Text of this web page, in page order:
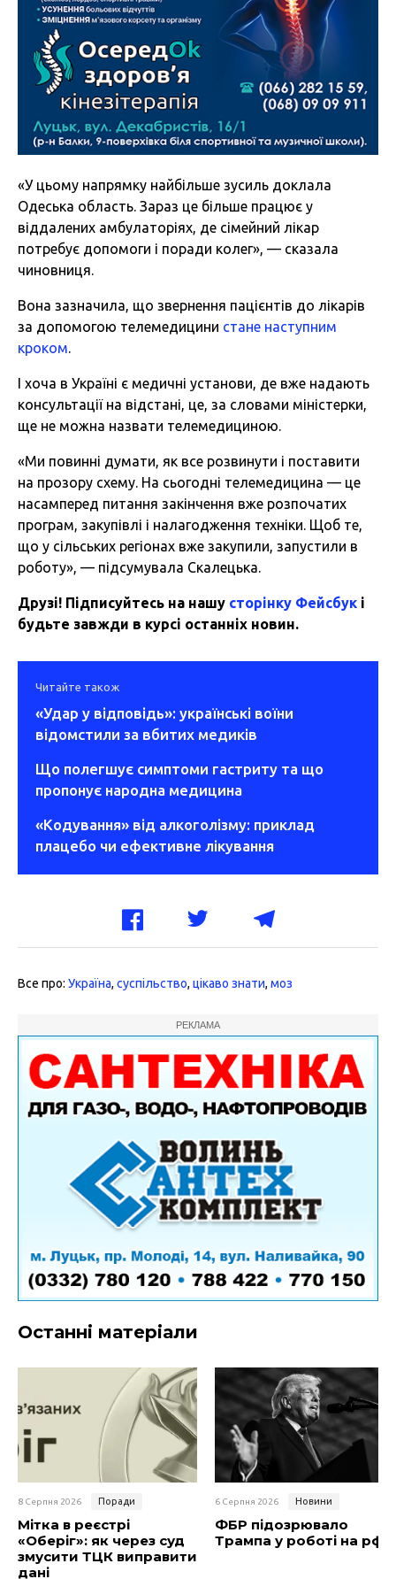
«У цьому напрямку найбільше зусиль доклала
Одеська область. Зараз це більше працює у
віддалених амбулаторіях, де сімейний лікар
потребує допомоги і поради колег», — сказала
чиновниця.
Вона зазначила, що звернення пацієнтів до лікарів
за допомогою телемедицини стане наступним
кроком.
І хоча в Україні є медичні установи, де вже надають
консультації на відстані, це, за словами міністерки,
ще не можна назвати телемедициною.
«Ми повинні думати, як все розвинути і поставити
на прозору схему. На сьогодні телемедицина — це
насамперед питання закінчення вже розпочатих
програм, закупівлі і налагодження техніки. Щоб те,
що у сільських регіонах вже закупили, запустили в
роботу», — підсумувала Скалецька.
Друзі! Підписуйтесь на нашу сторінку Фейсбук і
будьте завжди в курсі останніх новин.
Читайте також
«Удар у відповідь»: українські воїни
відомстили за вбитих медиків
Що полегшує симптоми гастриту та що
пропонує народна медицина
«Кодування» від алкоголізму: приклад
плацебо чи ефективне лікування
Все про: Україна, суспільство, цікаво знати, моз
РЕКЛАМА
Останні матеріали
8 Серпня 2026 Поради
Мітка в реєстрі
«Оберіг»: як через суд
змусити ТЦК виправити
дані
6 Серпня 2026 Новини
ФБР підозрювало
Трампа у роботі на рф